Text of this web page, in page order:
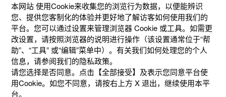
资讯
社交媒体
本网站 使⽤Cookie来收集您的浏览⾏为数据，以便能辨识
您、提供您客制化的体验并更好地了解访客如何使⽤我们的
平台。您可以通过设置来管理浏览器 Cookie 或⼯具。如需更
改设置，请按照浏览器的说明进⾏操作（该设置通常位于“帮
助”、“⼯具” 或“编辑”菜单中）。有关我们如何处理您的个⼈
信息，请参阅我们的隐私政策。
请您选择是否同意。点击【全部接受】及表示您同意平台使
用Cookie。如您不同意，请按右上⽅ X 退出，继续使⽤本平
台。